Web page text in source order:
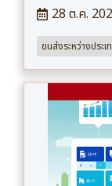
28 ต.ค.
ขนส่งระหว่างประเ